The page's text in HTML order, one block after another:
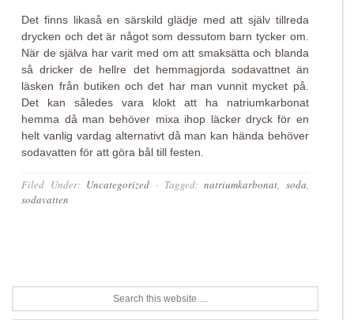
Det finns likaså en särskild glädje med att själv tillreda
drycken och det är något som dessutom barn tycker om.
När de själva har varit med om att smaksätta och blanda
så dricker de hellre det hemmagjorda sodavattnet än
läsken från butiken och det har man vunnit mycket på.
Det kan således vara klokt att ha natriumkarbonat
hemma då man behöver mixa ihop läcker dryck för en
helt vanlig vardag alternativt då man kan hända behöver
sodavatten för att göra bål till festen.
Filed Under: Uncategorized · Tagged:natriumkarbonat, soda,
sodavatten